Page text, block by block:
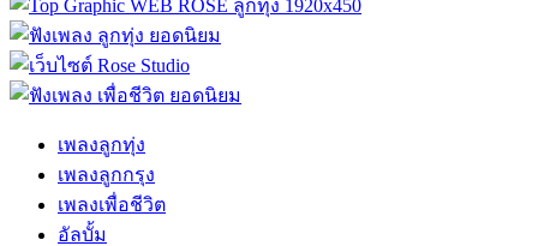
เพลงลูกทุ่ง
เพลงลูกกรุง
เพลงเพื่อชีวิต
อัลบั้ม